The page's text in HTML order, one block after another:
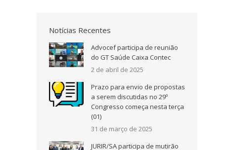
Notícias Recentes
Advocef participa de reunião
do GT Saúde Caixa Contec
2 de abril de 2025
Prazo para envio de propostas
a serem discutidas no 29º
Congresso começa nesta terça
(01)
31 de março de 2025
JURIR/SA participa de mutirão